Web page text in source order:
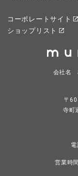
コーポレートサイト
ショップリスト
会社名
〒
寺町
営業時